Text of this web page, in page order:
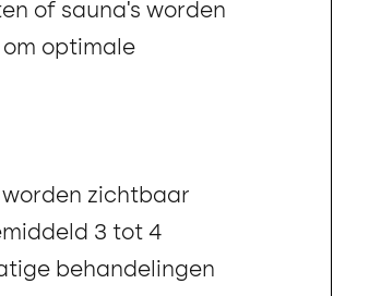
of sauna’s worden
optimale
zichtbaar
3 tot 4
behandelingen